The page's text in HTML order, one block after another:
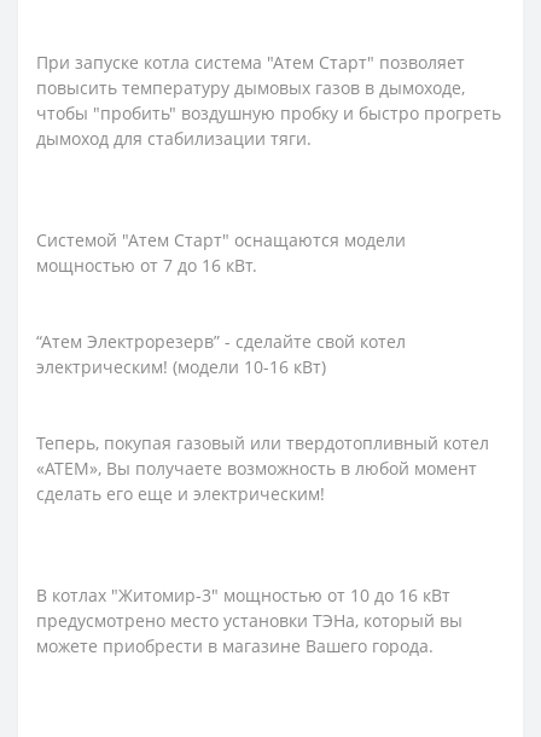
При запуске котла система "Атем Старт" позволяет
повысить температуру дымовых газов в дымоходе,
чтобы "пробить" воздушную пробку и быстро прогреть
дымоход для стабилизации тяги.
Системой "Атем Старт" оснащаются модели
мощностью от 7 до 16 кВт.
“Атем Электрорезерв” - сделайте свой котел
электрическим! (модели 10-16 кВт)
Теперь, покупая газовый или твердотопливный котел
«АТЕМ», Вы получаете возможность в любой момент
сделать его еще и электрическим!
В котлах "Житомир-3" мощностью от 10 до 16 кВт
предусмотрено место установки ТЭНа, который вы
можете приобрести в магазине Вашего города.